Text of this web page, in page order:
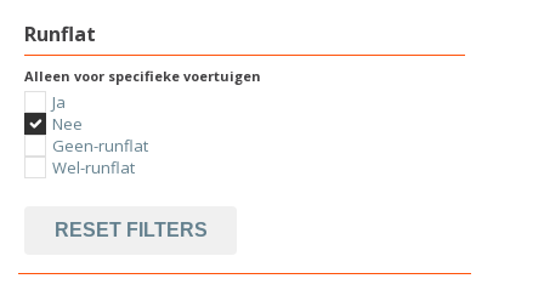
Runflat
Alleen voor specifieke voertuigen
Ja
Nee
Geen-runflat
Wel-runflat
RESET FILTERS